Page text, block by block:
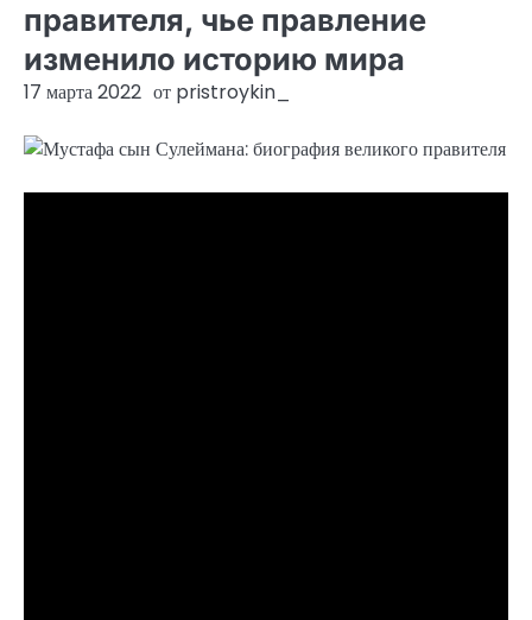
правителя, чье правление
изменило историю мира
17 марта 2022 от pristroykin_